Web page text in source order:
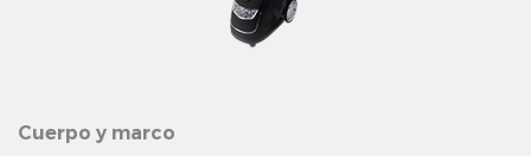
Cuerpo y marco